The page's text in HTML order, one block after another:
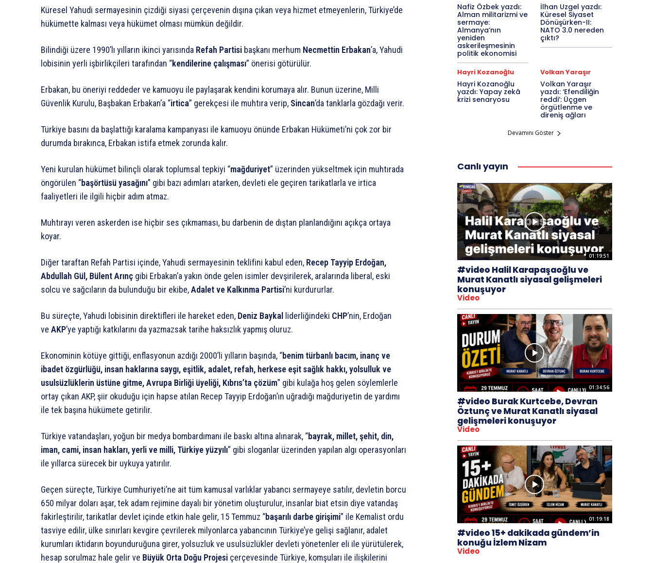
Küresel Yahudi sermayesinin çizdiği siyasi çerçevenin dışına çıkan veya hizmet etmeyenlerin, Türkiye’de
hükümette kalması veya hükümet olması mümkün değildir.
Bilindiği üzere 1990’lı yılların ikinci yarısında Refah Partisi başkanı merhum Necmettin Erbakan’a, Yahudi
lobisinin yerli işbirlikçileri tarafından “kendilerine çalışması” önerisi götürülür.
Erbakan, bu öneriyi reddeder ve kamuoyu ile paylaşarak kendini korumaya alır. Bunun üzerine, Milli
Güvenlik Kurulu, Başbakan Erbakan’a “irtica” gerekçesi ile muhtıra verip, Sincan’da tanklarla gözdağı verir.
Türkiye basını da başlattığı karalama kampanyası ile kamuoyu önünde Erbakan Hükümeti’ni çok zor bir
durumda bırakınca, Erbakan istifa etmek zorunda kalır.
Yeni kurulan hükümet bilinçli olarak toplumsal tepkiyi “mağduriyet” üzerinden yükseltmek için muhtırada
öngörülen “başörtüsü yasağını” gibi bazı adımları atarken, devleti ele geçiren tarikatlarla ve irtica
faaliyetleri ile ilgili hiçbir adım atmaz.
Muhtırayı veren askerden ise hiçbir ses çıkmaması, bu darbenin de dıştan planlandığını açıkça ortaya
koyar.
Diğer taraftan Refah Partisi içinde, Yahudi sermayesinin teklifini kabul eden, Recep Tayyip Erdoğan,
Abdullah Gül, Bülent Arınç gibi Erbakan’a yakın önde gelen isimler devşirilerek, aralarında liberal, eski
solcu ve sağcıların da bulunduğu bir ekibe,Adalet ve Kalkınma Partisi’ni kurdururlar.
Bu süreçte, Yahudi lobisinin direktifleri ile hareket eden, Deniz Baykal liderliğindeki CHP’nin, Erdoğan
ve AKP’ye yaptığı katkılarını da yazmazsak tarihe haksızlık yapmış oluruz.
Ekonominin kötüye gittiği, enflasyonun azdığı 2000’li yılların başında, “benim türbanlı bacım, inanç ve
ibadet özgürlüğü, insan haklarına saygı, eşitlik, adalet, refah, herkese eşit sağlık hakkı, yolsulluk ve
usulsüzlüklerin üstüne gitme, Avrupa Birliği üyeliği, Kıbrıs’ta çözüm” gibi kulağa hoş gelen söylemlerle
ortay çıkan AKP, şiir okuduğu için hapse atılan Recep Tayyip Erdoğan’ın uğradığı mağduriyetin de yardımı
ile tek başına hükümete getirilir.
Türkiye vatandaşları, yoğun bir medya bombardımanı ile baskı altına alınarak, “bayrak, millet, şehit, din,
iman, cami, insan hakları, yerli ve milli, Türkiye yüzyılı” gibi sloganlar üzerinden yapılan algı operasyonları
ile yıllarca sürecek bir uykuya yatırılır.
Geçen süreçte, Türkiye Cumhuriyeti’ne ait tüm kamusal varlıklar yabancı sermayeye satılır, devletin borcu
650 milyar doları aşar, tek adam rejimine dayalı bir yönetim oluşturulur, insanlar biat etsin diye vatandaş
fakirleştirilir, tarikatlar devlet içinde etkin hale gelir, 15 Temmuz “başarılı darbe girişimi” ile Kemalist ordu
tasviye edilir, ülke sınırları kevgire çevrilerek milyonlarca yabancının Türkiye’ye gelişi sağlanır, adalet
kurumları iktidarın boyunduruğuna girer, yolsuzluk ve usulsüzlükler devleti yönetenler eli ile yürütülerek,
hesap sorulmaz hale gelir ve Büyük Orta Doğu Projesi çerçevesinde Türkiye, komşuları ile ilişkilerini
Nafiz Özbek yazdı:
Alman militarizmi ve
sermaye:
Almanya’nın
yeniden
askerileşmesinin
politik ekonomisi
İlhan Uzgel yazdı:
Küresel Siyaset
Dönüşürken-II:
NATO 3.0 nereden
çıktı?
Hayri Kozanoğlu
Hayri Kozanoğlu
yazdı: Yapay zekâ
krizi senaryosu
Volkan Yaraşır
Volkan Yaraşır
yazdı: ‘Efendiliğin
reddi’: Üçgen
örgütlenme ve
direniş ağları
Devamını Göster
Canlı yayın
01:19:51
#video Halil Karapaşaoğlu ve
Murat Kanatlı siyasal gelişmeleri
konuşuyor
Video
01:34:56
#video Burak Kurtcebe, Devran
Öztunç ve Murat Kanatlı siyasal
gelişmeleri konuşuyor
Video
01:19:18
#video 15+ dakikada gündem’in
konuğu İzlem Nizam
Video